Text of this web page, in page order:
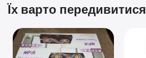
Їх варто передивитися